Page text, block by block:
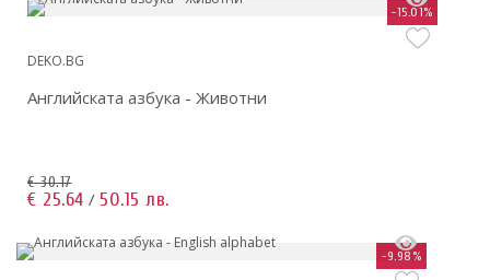
-15.01%
DEKO.BG
Английската азбука - Животни
€ 30.17
€ 25.64 / 50.15 лв.
-9.98%